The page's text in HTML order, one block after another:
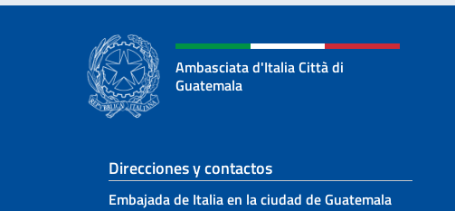
Ambasciata d'Italia Città di
Guatemala
Sezione footer
Direcciones y contactos
Embajada de Italia en la ciudad de Guatemala